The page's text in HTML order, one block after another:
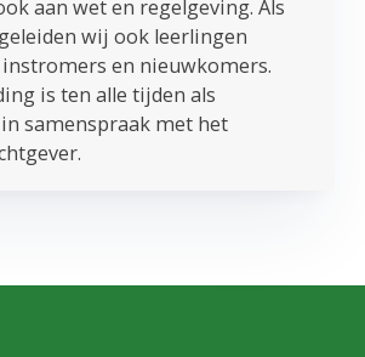
aan wet en regelgeving. Als
wij ook leerlingen
en nieuwkomers.
is ten alle tijden als
samenspraak met het